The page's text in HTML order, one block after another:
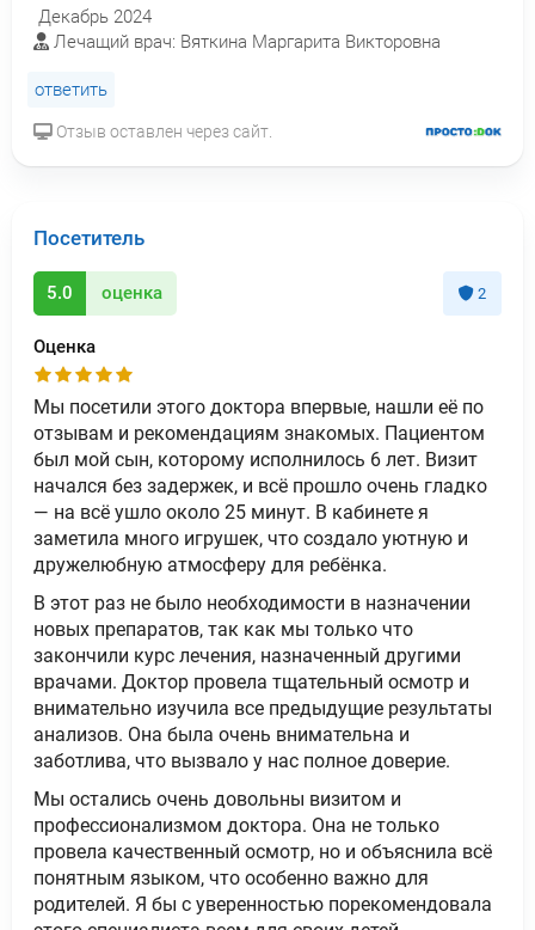
Декабрь 2024
Лечащий врач: Вяткина Маргарита Викторовна
ответить
Отзыв оставлен через сайт.
Посетитель
5.0 оценка 2
Оценка
Мы посетили этого доктора впервые, нашли её по
отзывам и рекомендациям знакомых. Пациентом
был мой сын, которому исполнилось 6 лет. Визит
начался без задержек, и всё прошло очень гладко
— на всё ушло около 25 минут. В кабинете я
заметила много игрушек, что создало уютную и
дружелюбную атмосферу для ребёнка.
В этот раз не было необходимости в назначении
новых препаратов, так как мы только что
закончили курс лечения, назначенный другими
врачами. Доктор провела тщательный осмотр и
внимательно изучила все предыдущие результаты
анализов. Она была очень внимательна и
заботлива, что вызвало у нас полное доверие.
Мы остались очень довольны визитом и
профессионализмом доктора. Она не только
провела качественный осмотр, но и объяснила всё
понятным языком, что особенно важно для
родителей. Я бы с уверенностью порекомендовала